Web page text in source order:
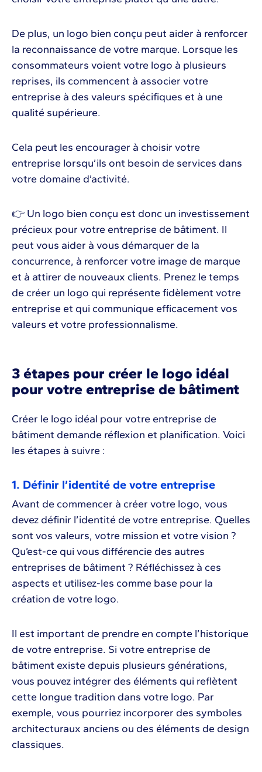
De plus, un logo bien conçu peut aider à renforcer
la reconnaissance de votre marque. Lorsque les
consommateurs voient votre logo à plusieurs
reprises, ils commencent à associer votre
entreprise à des valeurs spécifiques et à une
qualité supérieure.
Cela peut les encourager à choisir votre
entreprise lorsqu’ils ont besoin de services dans
votre domaine d’activité.
👉 Un logo bien conçu est donc un investissement
précieux pour votre entreprise de bâtiment. Il
peut vous aider à vous démarquer de la
concurrence, à renforcer votre image de marque
et à attirer de nouveaux clients. Prenez le temps
de créer un logo qui représente fidèlement votre
entreprise et qui communique efficacement vos
valeurs et votre professionnalisme.
3 étapes pour créer le logo idéal
pour votre entreprise de bâtiment
Créer le logo idéal pour votre entreprise de
bâtiment demande réflexion et planification. Voici
les étapes à suivre :
1. Définir l’identité de votre entreprise
Avant de commencer à créer votre logo, vous
devez définir l’identité de votre entreprise. Quelles
sont vos valeurs, votre mission et votre vision ?
Qu’est-ce qui vous différencie des autres
entreprises de bâtiment ? Réfléchissez à ces
aspects et utilisez-les comme base pour la
création de votre logo.
Il est important de prendre en compte l’historique
de votre entreprise. Si votre entreprise de
bâtiment existe depuis plusieurs générations,
vous pouvez intégrer des éléments qui reflètent
cette longue tradition dans votre logo. Par
exemple, vous pourriez incorporer des symboles
architecturaux anciens ou des éléments de design
classiques.